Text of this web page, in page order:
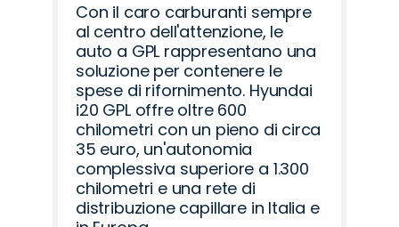
Con il caro carburanti sempre
al centro dell'attenzione, le
auto a GPL rappresentano una
soluzione per contenere le
spese di rifornimento. Hyundai
i20 GPL offre oltre 600
chilometri con un pieno di circa
35 euro, un'autonomia
complessiva superiore a 1.300
chilometri e una rete di
distribuzione capillare in Italia e